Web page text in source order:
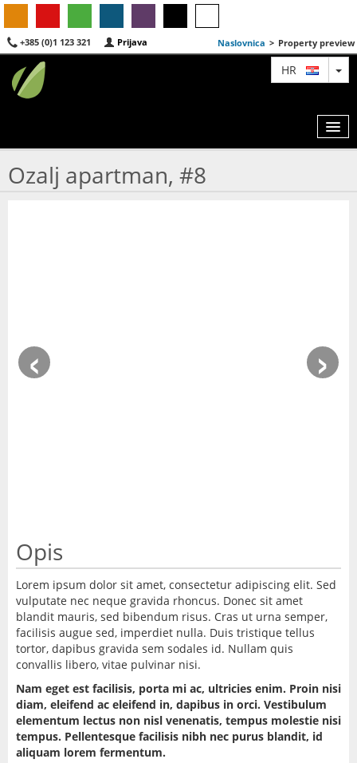
+385 (0)1 123 321 Prijava Naslovnica > Property preview
HR
KARTA
Ozalj apartman, #8
‹ ›
Opis
Lorem ipsum dolor sit amet, consectetur adipiscing elit. Sed
vulputate nec neque gravida rhoncus. Donec sit amet
blandit mauris, sed bibendum risus. Cras ut urna semper,
facilisis augue sed, imperdiet nulla. Duis tristique tellus
tortor, dapibus gravida sem sodales id. Nullam quis
convallis libero, vitae pulvinar nisi.
Nam eget est facilisis, porta mi ac, ultricies enim. Proin nisi
diam, eleifend ac eleifend in, dapibus in orci. Vestibulum
elementum lectus non nisl venenatis, tempus molestie nisi
tempus. Pellentesque facilisis nibh nec purus blandit, id
aliquam lorem fermentum.